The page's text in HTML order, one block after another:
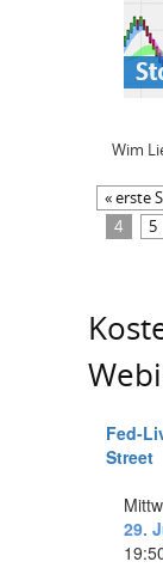
Wim
« erste
4
5